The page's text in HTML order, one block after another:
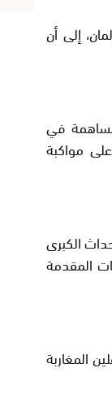
إلى أن
في
مواكبة
الكبرى
المقدمة
المغاربة